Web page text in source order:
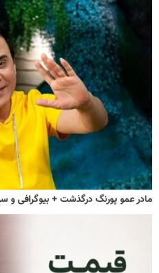
مادر عمو پورنگ درگذشت + بیوگرافی و